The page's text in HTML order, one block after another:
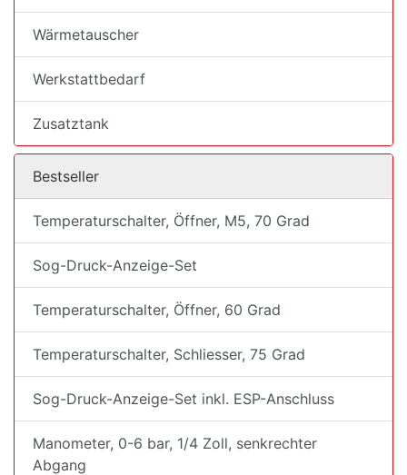
Wärmetauscher
Werkstattbedarf
Zusatztank
Bestseller
Temperaturschalter, Öffner, M5, 70 Grad
Sog-Druck-Anzeige-Set
Temperaturschalter, Öffner, 60 Grad
Temperaturschalter, Schliesser, 75 Grad
Sog-Druck-Anzeige-Set inkl. ESP-Anschluss
Manometer, 0-6 bar, 1/4 Zoll, senkrechter
Abgang